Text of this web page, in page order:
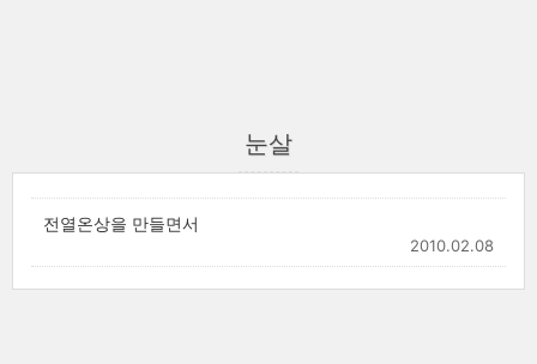
눈살
전열온상을 만들면서
2010.02.08